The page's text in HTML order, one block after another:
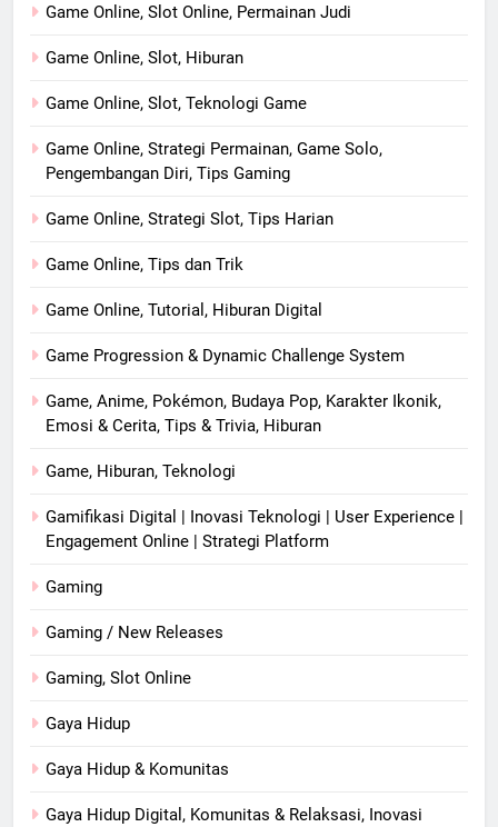
Game Online, Slot Online, Permainan Judi
Game Online, Slot, Hiburan
Game Online, Slot, Teknologi Game
Game Online, Strategi Permainan, Game Solo,
Pengembangan Diri, Tips Gaming
Game Online, Strategi Slot, Tips Harian
Game Online, Tips dan Trik
Game Online, Tutorial, Hiburan Digital
Game Progression & Dynamic Challenge System
Game, Anime, Pokémon, Budaya Pop, Karakter Ikonik,
Emosi & Cerita, Tips & Trivia, Hiburan
Game, Hiburan, Teknologi
Gamifikasi Digital | Inovasi Teknologi | User Experience |
Engagement Online | Strategi Platform
Gaming
Gaming / New Releases
Gaming, Slot Online
Gaya Hidup
Gaya Hidup & Komunitas
Gaya Hidup Digital, Komunitas & Relaksasi, Inovasi